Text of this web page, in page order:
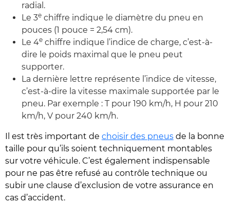
radial.
Le 3e chiffre indique le diamètre du pneu en
pouces (1 pouce = 2,54 cm).
Le 4e chiffre indique l’indice de charge, c’est-à-
dire le poids maximal que le pneu peut
supporter.
La dernière lettre représente l’indice de vitesse,
c’est-à-dire la vitesse maximale supportée par le
pneu. Par exemple : T pour 190 km/h, H pour 210
km/h, V pour 240 km/h.
Il est très important de choisir des pneus de la bonne
taille pour qu’ils soient techniquement montables
sur votre véhicule. C’est également indispensable
pour ne pas être refusé au contrôle technique ou
subir une clause d’exclusion de votre assurance en
cas d’accident.